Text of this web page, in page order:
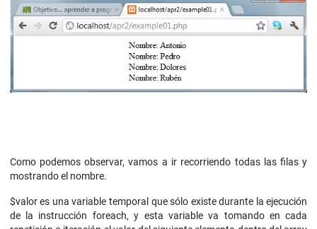
Como podemos observar, vamos a ir recorriendo todas las filas y
mostrando el nombre.
$valor es una variable temporal que sólo existe durante la ejecución
de la instrucción foreach, y esta variable va tomando en cada